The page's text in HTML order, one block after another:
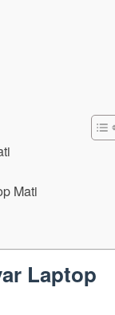
Mati
Laptop